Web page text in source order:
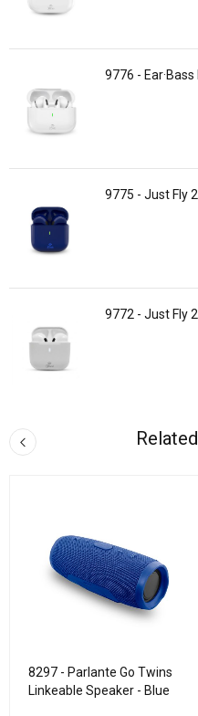
9776 - Ear·Bass
9775 - Just Fly
9772 - Just Fly
8297 - Parlante Go Twins
Linkeable Speaker - Blue